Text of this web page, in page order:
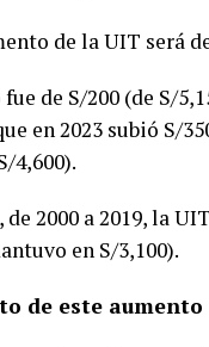
de la UIT será
de S/200 (de S/
en 2023 subió S/
4,600).
2000 a 2019, la
en S/3,100).
de este